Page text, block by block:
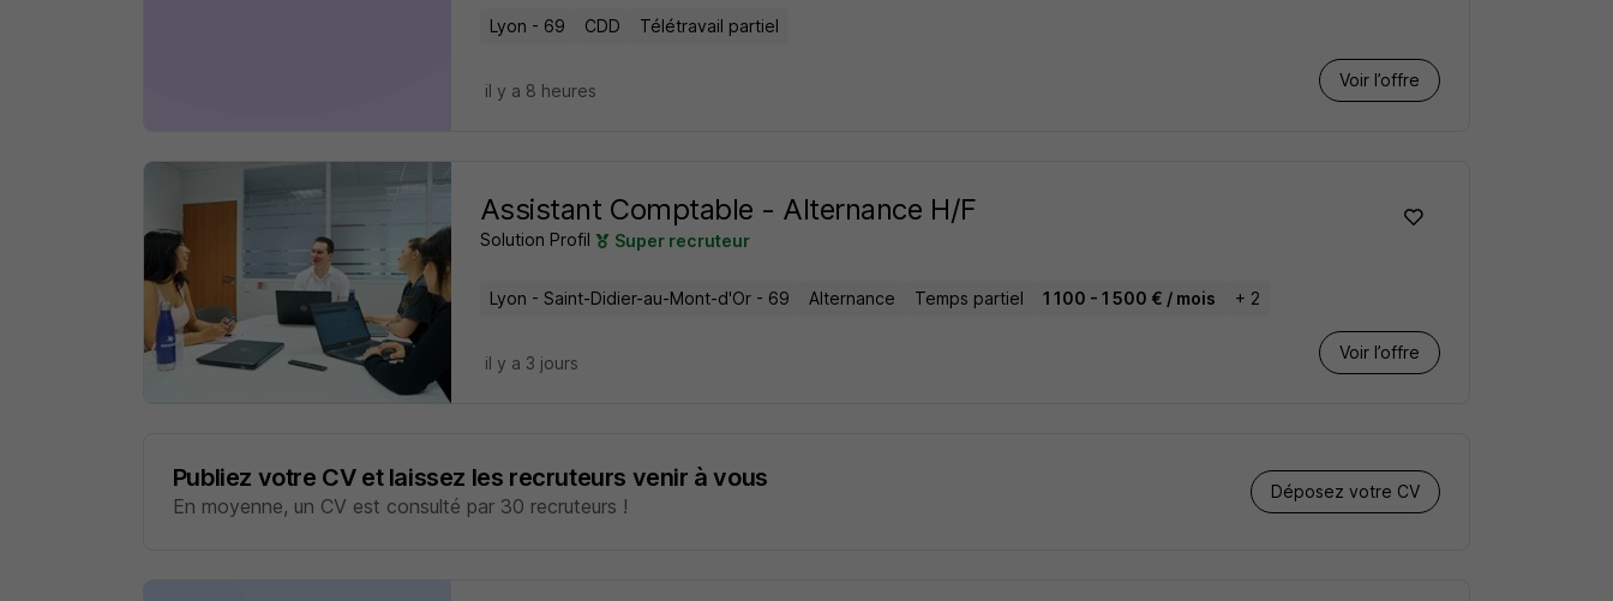
Lyon - 69 CDD Télétravail partiel
Voir l’offre
il y a 8 heures
Assistant Comptable - Alternance H/F
Solution Profil Super recruteur
Lyon - Saint-Didier-au-Mont-d'Or - 69 Alternance Temps partiel 1 100 - 1 500 € / mois + 2
Voir l’offre
il y a 3 jours
Publiez votre CV et laissez les recruteurs venir à vous
En moyenne, un CV est consulté par 30 recruteurs !
Déposez votre CV